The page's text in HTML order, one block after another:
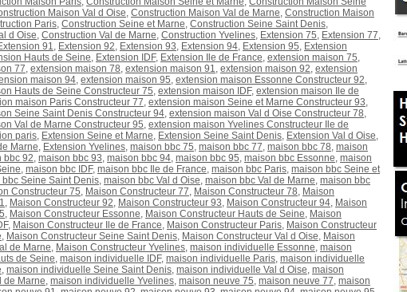
Maison Val d Oise, Construction Maison Val de Marne, Construction Maison
Paris, Construction Seine et Marne, Construction Seine Saint Denis,
d Oise, Construction Val de Marne, Construction Yvelines, Extension 75, Extension 77,
91, Extension 92, Extension 93, Extension 94, Extension 95, Extension
Hauts de Seine, Extension IDF, Extension Ile de France, extension maison 75,
77, extension maison 78, extension maison 91, extension maison 92, extension
maison 94, extension maison 95, extension maison Essonne Constructeur 92,
Hauts de Seine Constructeur 75, extension maison IDF, extension maison Ile de
maison Paris Constructeur 77, extension maison Seine et Marne Constructeur 93,
Seine Saint Denis Constructeur 94, extension maison Val d Oise Constructeur 78,
Val de Marne Constructeur 95, extension maison Yvelines Constructeur Ile de
paris, Extension Seine et Marne, Extension Seine Saint Denis, Extension Val d Oise,
Marne, Extension Yvelines, maison bbc 75, maison bbc 77, maison bbc 78, maison
bbc 92, maison bbc 93, maison bbc 94, maison bbc 95, maison bbc Essonne, maison
, maison bbc IDF, maison bbc Ile de France, maison bbc Paris, maison bbc Seine et
bbc Seine Saint Denis, maison bbc Val d Oise, maison bbc Val de Marne, maison bbc
Constructeur 75, Maison Constructeur 77, Maison Constructeur 78, Maison
, Maison Constructeur 92, Maison Constructeur 93, Maison Constructeur 94, Maison
, Maison Constructeur Essonne, Maison Constructeur Hauts de Seine, Maison
, Maison Constructeur Ile de France, Maison Constructeur Paris, Maison Constructeur
, Maison Constructeur Seine Saint Denis, Maison Constructeur Val d Oise, Maison
de Marne, Maison Constructeur Yvelines, maison individuelle Essonne, maison
de Seine, maison individuelle IDF, maison individuelle Paris, maison individuelle
, maison individuelle Seine Saint Denis, maison individuelle Val d Oise, maison
de Marne, maison individuelle Yvelines, maison neuve 75, maison neuve 77, maison